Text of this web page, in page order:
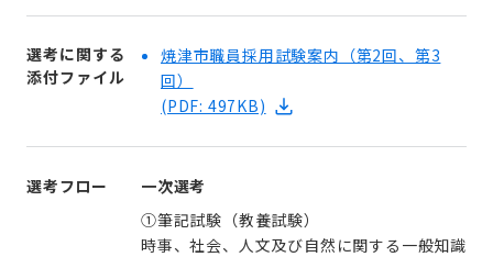
選考に関する
添付ファイル
焼津市職員採用試験案内（第2回、第3
回）
(PDF: 497KB)
選考フロー
一次選考
①筆記試験（教養試験）
時事、社会、人文及び自然に関する一般知識